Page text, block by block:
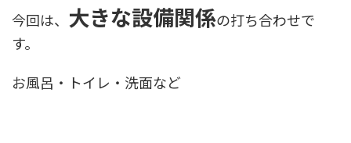
今回は、 大きな設備関係の打ち合わせで
す。
お風呂・トイレ・洗面など